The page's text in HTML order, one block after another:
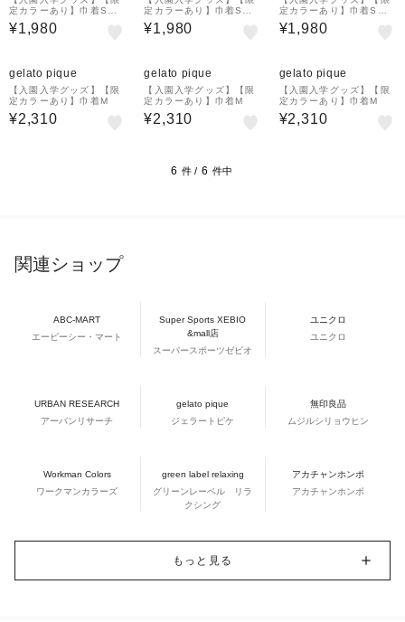
定カラーあり】巾着Sサ
イズ
¥1,980
定カラーあり】巾着Sサ
イズ
¥1,980
定カラーあり】巾着Sサ
イズ
¥1,980
gelato pique
【入園入学グッズ】【限
定カラーあり】巾着M
¥2,310
gelato pique
【入園入学グッズ】【限
定カラーあり】巾着M
¥2,310
gelato pique
【入園入学グッズ】【限
定カラーあり】巾着M
¥2,310
6 件 / 6 件中
関連ショップ
ABC-MART
エービーシー・マート
Super Sports XEBIO
&mall店
スーパースポーツゼビオ
ユニクロ
ユニクロ
URBAN RESEARCH
アーバンリサーチ
gelato pique
ジェラートピケ
無印良品
ムジルシリョウヒン
Workman Colors
ワークマンカラーズ
green label relaxing
グリーンレーベル リラ
クシング
アカチャンホンポ
アカチャンホンポ
もっと見る